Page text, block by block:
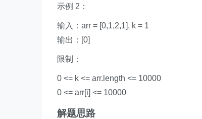
示例 2：
输入：arr = [0,1,2,1], k = 1
输出：[0]
限制：
0 <= k <= arr.length <= 10000
0 <= arr[i] <= 10000
解题思路